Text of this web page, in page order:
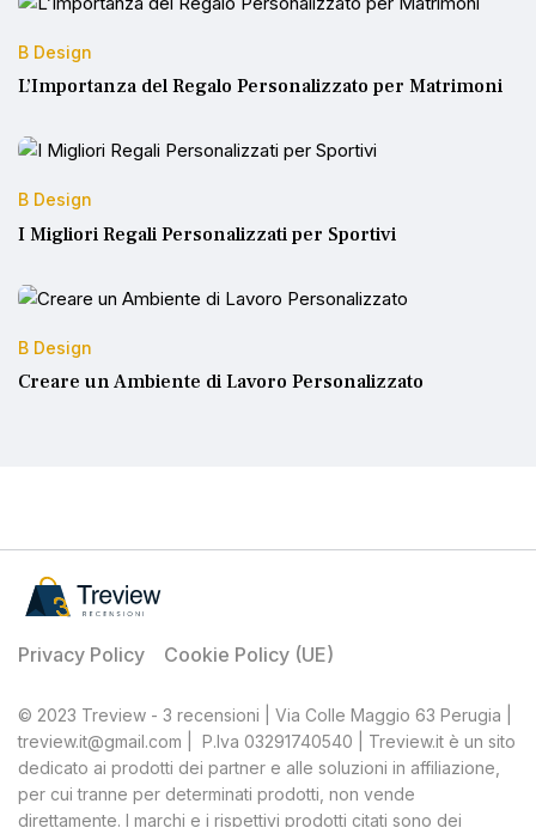
B Design
L’Importanza del Regalo Personalizzato per Matrimoni
B Design
I Migliori Regali Personalizzati per Sportivi
B Design
Creare un Ambiente di Lavoro Personalizzato
Privacy Policy Cookie Policy (UE)
© 2023 Treview - 3 recensioni | Via Colle Maggio 63 Perugia |
treview.it@gmail.com | P.Iva 03291740540 | Treview.it è un sito
dedicato ai prodotti dei partner e alle soluzioni in affiliazione,
per cui tranne per determinati prodotti, non vende
direttamente. I marchi e i rispettivi prodotti citati sono dei